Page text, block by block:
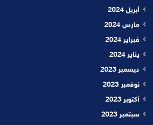
أبريل 2024
مارس 2024
فبراير 2024
يناير 2024
ديسمبر 2023
نوفمبر 2023
أكتوبر 2023
سبتمبر 2023